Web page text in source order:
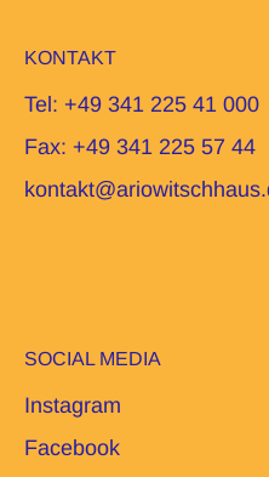
SOCIAL MEDIA
Instagram
Facebook
KONTAKT
Tel: +49 341 225 41 000
Fax: +49 341 225 57 44